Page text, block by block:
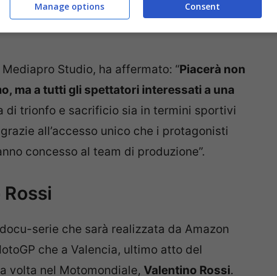
dei diritti commerciali e televisivi
Mediapro Studio, ha affermato: “Piacerà non
ma a tutti gli spettatori interessati a una
di trionfo e sacrificio sia in termini sportivi
all’accesso unico che i protagonisti
concesso al team di produzione”.
serie che sarà realizzata da Amazon
che a Valencia, ultimo atto del
volta nel Motomondiale, Valentino Rossi.
Consent
Manage options